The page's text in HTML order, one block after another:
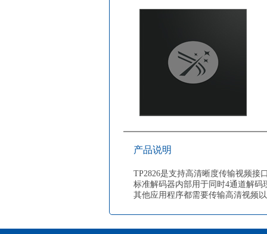
产品说明
TP2826是支持高清晰度传输视频接
标准解码器内部用于同时4通道解
其他应用程序都需要传输高清视频